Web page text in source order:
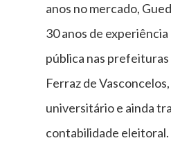
anos no mercado,
30 anos de
pública nas prefeituras
Ferraz de
universitário e ainda
contabilidade eleitoral.